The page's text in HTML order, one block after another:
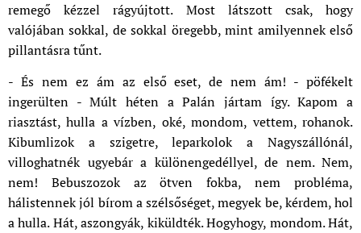
remegő kézzel rágyújtott. Most látszott csak, hogy
valójában sokkal, de sokkal öregebb, mint amilyennek első
pillantásra tűnt.
- És nem ez ám az első eset, de nem ám! - pöfékelt
ingerülten - Múlt héten a Palán jártam így. Kapom a
riasztást, hulla a vízben, oké, mondom, vettem, rohanok.
Kibumlizok a szigetre, leparkolok a Nagyszállónál,
villoghatnék ugyebár a különengedéllyel, de nem. Nem,
nem! Bebuszozok az ötven fokba, nem probléma,
hálistennek jól bírom a szélsőséget, megyek be, kérdem, hol
a hulla. Hát, aszongyák, kiküldték. Hogyhogy, mondom. Hát,